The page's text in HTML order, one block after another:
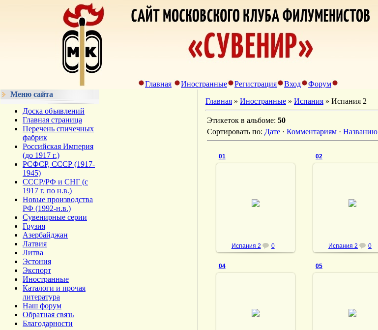
Главная Иностранные Регистрация Вход
Форум
Меню сайта
Доска объявлений
Главная страница
Перечень спичечных
фабрик
Российская Империя
(до 1917 г.)
РСФСР, СССР (1917-
1945)
СССР/РФ и СНГ (с
1917 г. по н.в.)
Новые производства
РФ (1992-н.в.)
Сувенирные серии
Грузия
Азербайджан
Латвия
Литва
Эстония
Экспорт
Иностранные
Каталоги и прочая
литература
Наш форум
Обратная связь
Благодарности
Главная » Иностранные » Испания » Испания 2
Этикеток в альбоме: 50
Сортировать по: Дате · Комментариям · Названию
01
Испания 2 0
02
Испания 2 0
04 05